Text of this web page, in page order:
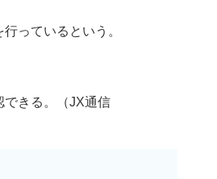
っているという。
できる。（JX通信